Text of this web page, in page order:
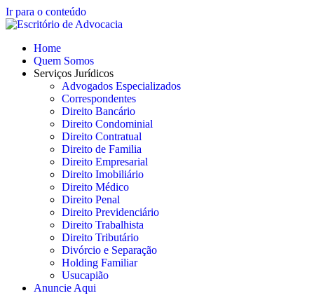
Ir para o conteúdo
Home
Quem Somos
Serviços Jurídicos
Advogados Especializados
Correspondentes
Direito Bancário
Direito Condominial
Direito Contratual
Direito de Familia
Direito Empresarial
Direito Imobiliário
Direito Médico
Direito Penal
Direito Previdenciário
Direito Trabalhista
Direito Tributário
Divórcio e Separação
Holding Familiar
Usucapião
Anuncie Aqui